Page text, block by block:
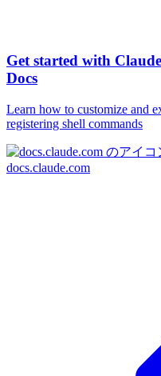
Get started with
Docs
Learn how to customize and
registering shell commands
docs.claude.com